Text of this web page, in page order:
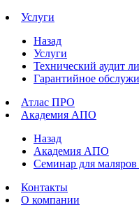
Услуги
Назад
Услуги
Технический аудит
Гарантийное
Атлас ПРО
Академия АПО
Назад
Академия АПО
Семинар для
Контакты
О компании